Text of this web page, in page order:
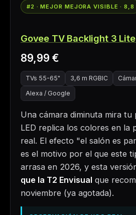
#2 · MEJOR MEJORA VISIBLE · 8,8
Govee TV Backlight 3 Lite
89,99 €
TVs 55-65" 3,6 m RGBIC
Alexa / Google
Una cámara diminuta mira tu
LED replica los colores en la
real. El efecto "el salón es
es el motivo por el que este
arrasa en 2026, y esta
que la T2 Envisual que
noviembre (ya agotada).